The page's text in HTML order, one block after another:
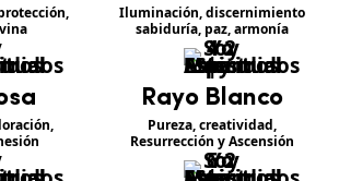
Iluminación, discernimiento
sabiduría, paz, armonía
Rayo Blanco
Pureza, creatividad,
Resurrección y Ascensión